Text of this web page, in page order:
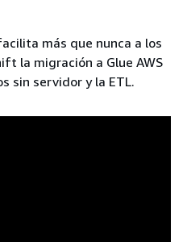
más que nunca a los
la migración a Glue AWS
sin servidor y la ETL.